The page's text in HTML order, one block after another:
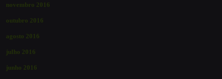
novembro 2016
outubro 2016
agosto 2016
julho 2016
junho 2016